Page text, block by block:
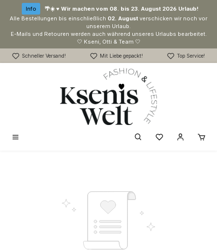
Zum Hauptinhalt springen
Info
🌴☀️ ♥ Wir machen vom 08. bis 23. August 2026 Urlaub!
Alle Bestellungen bis einschließlich 02. August verschicken wir noch vor
unserem Urlaub.
E-Mails und Retouren werden auch während unseres Urlaubs bearbeitet.
🤍 Kseni, Otti & Team 🤍
Schneller Versand! Mit Liebe gepackt! Top Service!
Du hast 0